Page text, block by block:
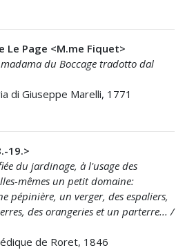
Le Page <M.me Fiquet>
du Boccage tradotto dal
di Giuseppe Marelli, 1771
19.>
du jardinage, à l'usage des
mêmes un petit domaine:
pépinière, un verger, des espaliers,
des orangeries et un parterre... /
de Roret, 1846